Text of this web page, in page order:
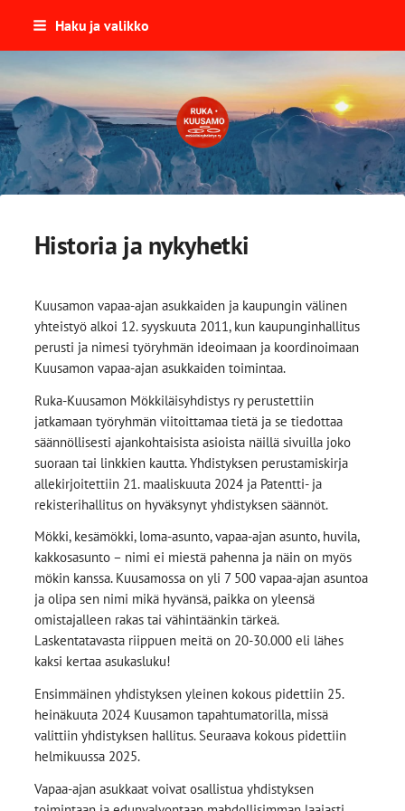
Siirry
Haku ja valikko
Ruka-Kuusamon
Historia ja nykyhetki
Kuusamon vapaa-ajan asukkaiden ja kaupungin välinen
yhteistyö alkoi 12. syyskuuta 2011, kun kaupunginhallitus
perusti ja nimesi työryhmän ideoimaan ja koordinoimaan
Kuusamon vapaa-ajan asukkaiden toimintaa.
Ruka-Kuusamon Mökkiläisyhdistys ry perustettiin
jatkamaan työryhmän viitoittamaa tietä ja se tiedottaa
säännöllisesti ajankohtaisista asioista näillä sivuilla joko
suoraan tai linkkien kautta. Yhdistyksen perustamiskirja
allekirjoitettiin 21. maaliskuuta 2024 ja Patentti- ja
rekisterihallitus on hyväksynyt yhdistyksen säännöt.
Mökki, kesämökki, loma-asunto, vapaa-ajan asunto, huvila,
kakkosasunto – nimi ei miestä pahenna ja näin on myös
mökin kanssa. Kuusamossa on yli 7 500 vapaa-ajan asuntoa
ja olipa sen nimi mikä hyvänsä, paikka on yleensä
omistajalleen rakas tai vähintäänkin tärkeä.
Laskentatavasta riippuen meitä on 20-30.000 eli lähes
kaksi kertaa asukasluku!
Ensimmäinen yhdistyksen yleinen kokous pidettiin 25.
heinäkuuta 2024 Kuusamon tapahtumatorilla, missä
valittiin yhdistyksen hallitus. Seuraava kokous pidettiin
helmikuussa 2025.
Vapaa-ajan asukkaat voivat osallistua yhdistyksen